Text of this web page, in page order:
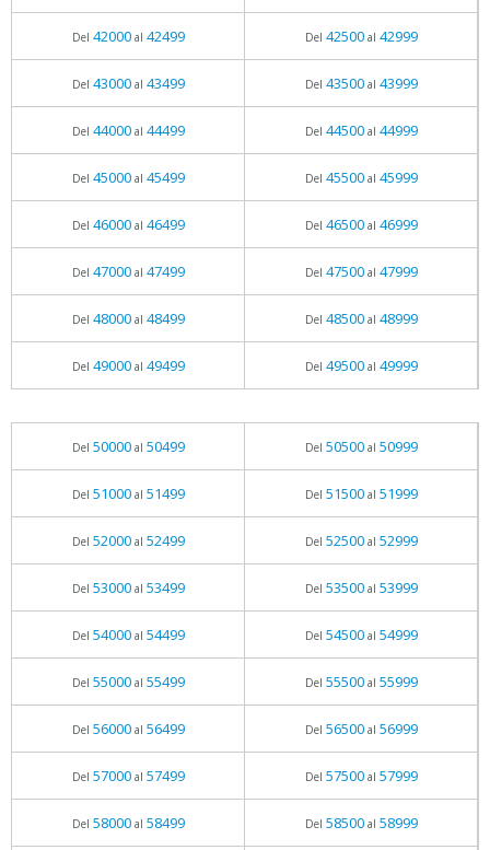
Del 42000al 42499 Del 42500al 42999
Del 43000al 43499 Del 43500al 43999
Del 44000al 44499 Del 44500al 44999
Del 45000al 45499 Del 45500al 45999
Del 46000al 46499 Del 46500al 46999
Del 47000al 47499 Del 47500al 47999
Del 48000al 48499 Del 48500al 48999
Del 49000al 49499 Del 49500al 49999
Del 50000al 50499 Del 50500al 50999
Del 51000al 51499 Del 51500al 51999
Del 52000al 52499 Del 52500al 52999
Del 53000al 53499 Del 53500al 53999
Del 54000al 54499 Del 54500al 54999
Del 55000al 55499 Del 55500al 55999
Del 56000al 56499 Del 56500al 56999
Del 57000al 57499 Del 57500al 57999
Del 58000al 58499 Del 58500al 58999